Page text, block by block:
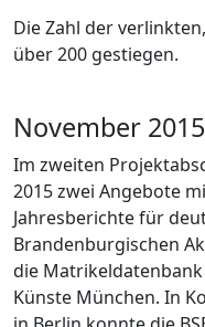
Die Zahl der
über 200 gestiegen.
November 2015
Im zweiten
2015 zwei Angebote
Jahresberichte für
Brandenburgischen
die
Künste München. In